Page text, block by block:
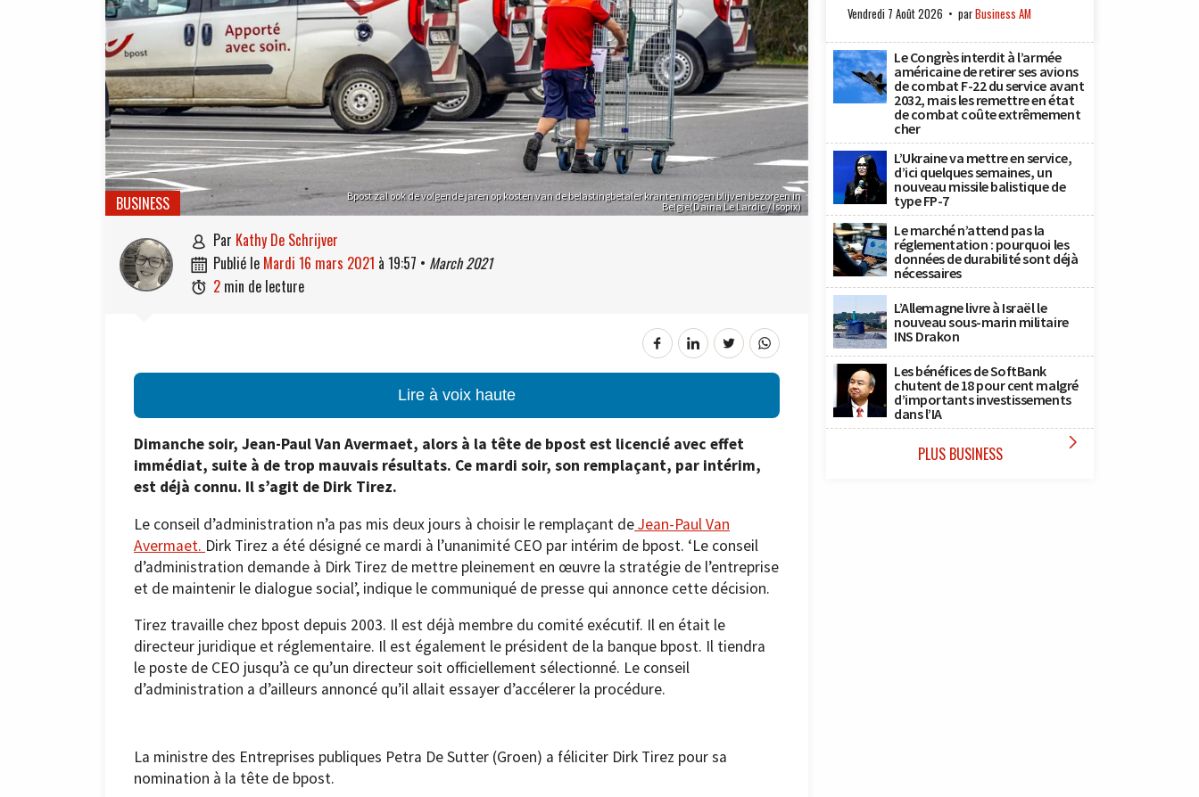
Bpost zal ook de volgende jaren op kosten van de belastingbetaler kranten mogen blijven bezorgen in
België(Daina Le Lardic / Isopix)
BUSINESS
 par Kathy De Schrijver
 publié le mardi 16 mars 2021 à 19:57 • March 2021
 2 min de lecture
Lire à voix haute
Dimanche soir, Jean-Paul Van Avermaet, alors à la tête de bpost est licencié avec effet
immédiat, suite à de trop mauvais résultats. Ce mardi soir, son remplaçant, par intérim,
est déjà connu. Il s’agit de Dirk Tirez.
Le conseil d’administration n’a pas mis deux jours à choisir le remplaçant deJean-Paul Van
Avermaet. Dirk Tirez a été désigné ce mardi à l’unanimité CEO par intérim de bpost. ‘Le conseil
d’administration demande à Dirk Tirez de mettre pleinement en œuvre la stratégie de l’entreprise
et de maintenir le dialogue social’, indique le communiqué de presse qui annonce cette décision.
Tirez travaille chez bpost depuis 2003. Il est déjà membre du comité exécutif. Il en était le
directeur juridique et réglementaire. Il est également le président de la banque bpost. Il tiendra
le poste de CEO jusqu’à ce qu’un directeur soit officiellement sélectionné. Le conseil
d’administration a d’ailleurs annoncé qu’il allait essayer d’accélerer la procédure.
La ministre des Entreprises publiques Petra De Sutter (Groen) a féliciter Dirk Tirez pour sa
nomination à la tête de bpost.
Vendredi 7 Août 2026 parBusiness AM
Le Congrès interdit à l’armée
américaine de retirer ses avions
de combat F-22 du service avant
2032, mais les remettre en état
de combat coûte extrêmement
cher
L’Ukraine va mettre en service,
d’ici quelques semaines, un
nouveau missile balistique de
type FP-7
Le marché n’attend pas la
réglementation : pourquoi les
données de durabilité sont déjà
nécessaires
L’Allemagne livre à Israël le
nouveau sous-marin militaire
INS Drakon
Les bénéfices de SoftBank
chutent de 18 pour cent malgré
d’importants investissements
dans l’IA
PLUS BUSINESS 